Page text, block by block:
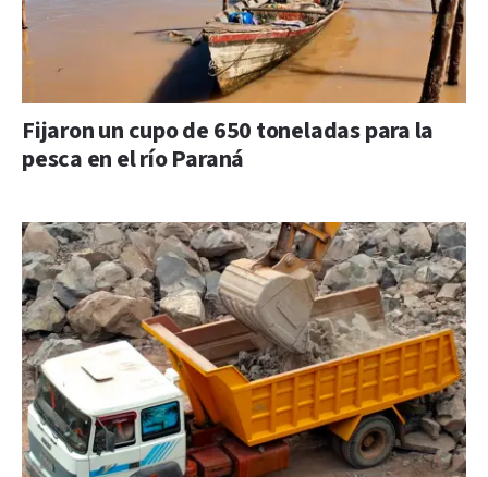
Fijaron un cupo de 650 toneladas para la
pesca en el río Paraná